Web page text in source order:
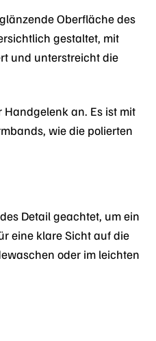
Oberfläche des
gestaltet, mit
und unterstreicht die
an. Es ist mit
wie die polierten
Detail geachtet, um ein
eine klare Sicht auf die
oder im leichten